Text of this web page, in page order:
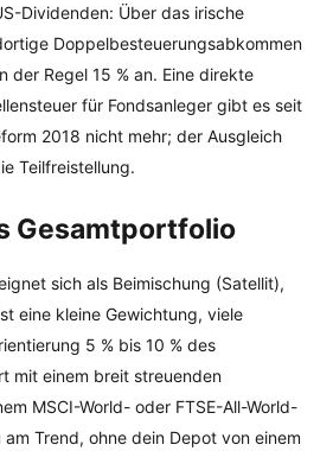
Dividenden: Über das irische
Doppelbesteuerungsabkommen
der Regel 15 % an. Eine direkte
für Fondsanleger gibt es seit
2018 nicht mehr; der Ausgleich
Teilfreistellung.
Gesamtportfolio
sich als Beimischung (Satellit),
eine kleine Gewichtung, viele
5 % bis 10 % des
mit einem breit streuenden
MSCI-World- oder FTSE-All-World-
Trend, ohne dein Depot von einem